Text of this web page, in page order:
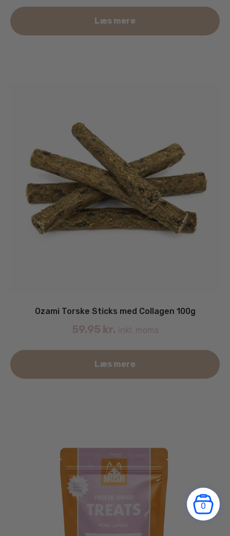
Læs mere
Ozami Torske Sticks med Collagen 100g
59.95 kr. inkl. moms
Læs mere
0